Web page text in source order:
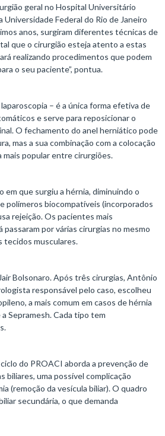
geral no Hospital Universitário
Universidade Federal do Rio de Janeiro
anos, surgiram diferentes técnicas de
que o cirurgião esteja atento a estas
realizando procedimentos que podem
o seu paciente”, pontua.
– é a única forma efetiva de
e serve para reposicionar o
O fechamento do anel herniático pode
mas a sua combinação com a colocação
mais popular entre cirurgiões.
em que surgiu a hérnia, diminuindo o
polímeros biocompatíveis (incorporados
rejeição. Os pacientes mais
passaram por várias cirurgias no mesmo
tecidos musculares.
Bolsonaro. Após três cirurgias, Antônio
responsável pelo caso, escolheu
a mais comum em casos de hérnia
Sepramesh. Cada tipo tem
do PROACI aborda a prevenção de
biliares, uma possível complicação
(remoção da vesícula biliar). O quadro
secundária, o que demanda